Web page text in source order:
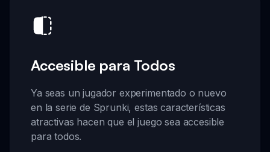
Accesible para Todos
Ya seas un jugador experimentado o nuevo
en la serie de Sprunki, estas características
atractivas hacen que el juego sea accesible
para todos.